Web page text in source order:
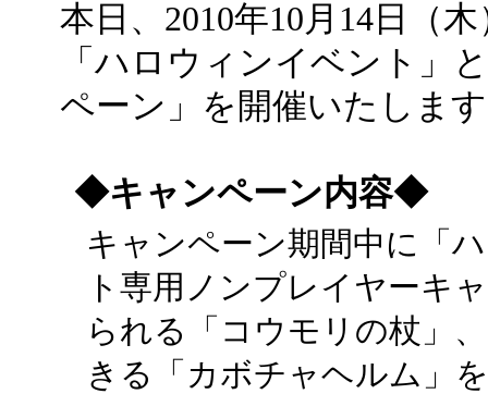
本日、2010年10月14日（
「ハロウィンイベント」
ペーン」を開催いたしま
◆キャンペーン内容◆
キャンペーン期間中に「
ト専用ノンプレイヤーキ
られる「コウモリの杖」
きる「カボチャヘルム」